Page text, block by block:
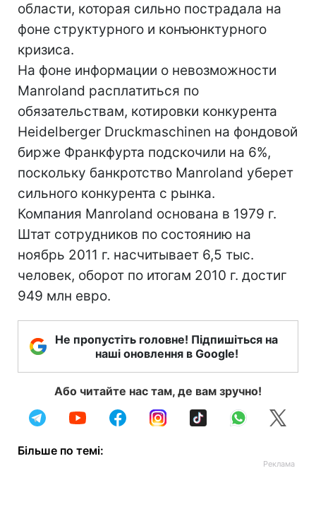
области, которая сильно пострадала на
фоне структурного и конъюнктурного
кризиса.
На фоне информации о невозможности
Manroland расплатиться по
обязательствам, котировки конкурента
Heidelberger Druckmaschinen на фондовой
бирже Франкфурта подскочили на 6%,
поскольку банкротство Manroland уберет
сильного конкурента с рынка.
Компания Manroland основана в 1979 г.
Штат сотрудников по состоянию на
ноябрь 2011 г. насчитывает 6,5 тыс.
человек, оборот по итогам 2010 г. достиг
949 млн евро.
Не пропустіть головне! Підпишіться на
наші оновлення в Google!
Або читайте нас там, де вам зручно!
Більше по темі: